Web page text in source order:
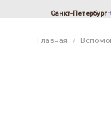
Санкт-Петербург
Главная /